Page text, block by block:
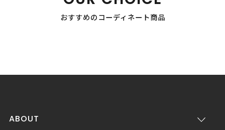
おすすめのコーディネート商品
ABOUT